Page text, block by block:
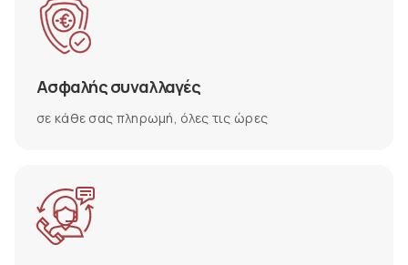
Ασφαλής συναλλαγές
σε κάθε σας πληρωμή, όλες τις ώρες